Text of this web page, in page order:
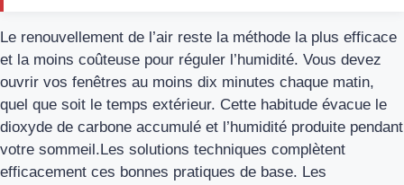
Le renouvellement de l’air reste la méthode la plus efficace
et la moins coûteuse pour réguler l’humidité. Vous devez
ouvrir vos fenêtres au moins dix minutes chaque matin,
quel que soit le temps extérieur. Cette habitude évacue le
dioxyde de carbone accumulé et l’humidité produite pendant
votre sommeil.Les solutions techniques complètent
efficacement ces bonnes pratiques de base. Les